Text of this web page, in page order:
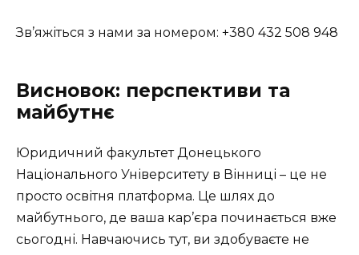
Зв’яжіться з нами за номером: +380 432 508 948
Висновок: перспективи та
майбутнє
Юридичний факультет Донецького
Національного Університету в Вінниці – це не
просто освітня платформа. Це шлях до
майбутнього, де ваша кар’єра починається вже
сьогодні. Навчаючись тут, ви здобуваєте не